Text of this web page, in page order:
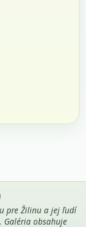
pre Žilinu a jej ľudí
Galéria obsahuje